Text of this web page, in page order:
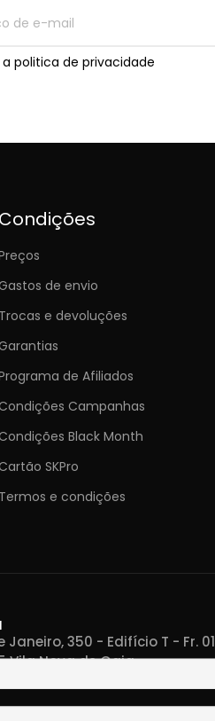
politica de privacidade
Condições
de envio
Trocas e devoluções
de Afiliados
Campanhas
Black Month
SKPro
Termos e condições
Janeiro, 350 - Edifício T - Fr. 01
Vila Nova de Gaia